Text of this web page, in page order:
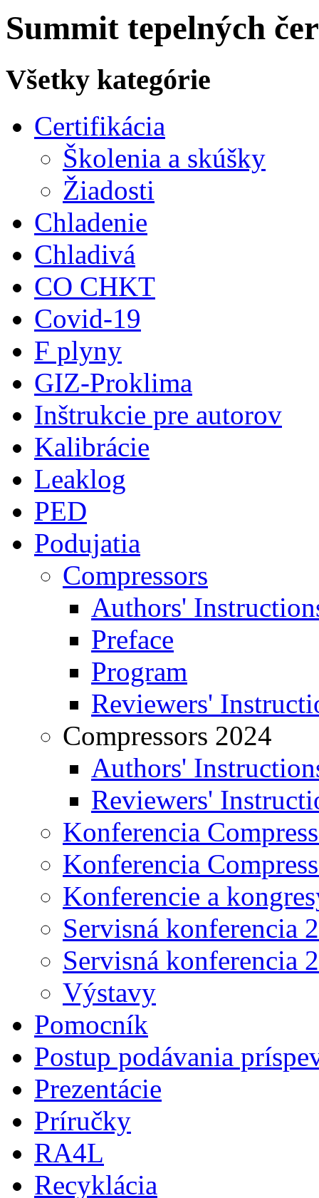
Summit tepelných
Všetky kategórie
Certifikácia
Školenia a skúšky
Žiadosti
Chladenie
Chladivá
CO CHKT
Covid-19
F plyny
GIZ-Proklima
Inštrukcie pre autorov
Kalibrácie
Leaklog
PED
Podujatia
Compressors
Authors'
Preface
Program
Reviewers'
Compressors 2024
Authors'
Reviewers'
Konferencia
Konferencia
Konferencie a
Servisná konferencia
Servisná konferencia
Výstavy
Pomocník
Postup podávania
Prezentácie
Príručky
RA4L
Recyklácia